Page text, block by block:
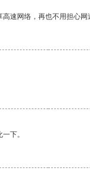
速网络，再也不用担心网
下。